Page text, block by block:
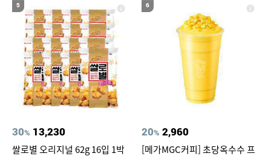
5
30% 13,230
쌀로별 오리지널 62g 16입 1박
6
20% 2,960
[메가MGC커피] 초당옥수수 프